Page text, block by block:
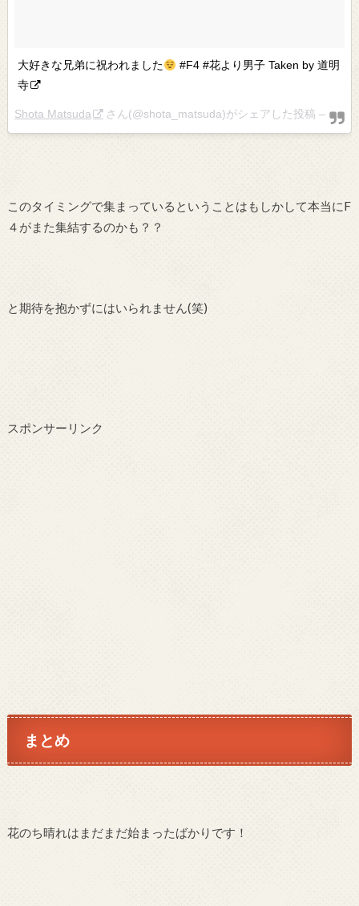
大好きな兄弟に祝われました
#F4 #花より男子 Taken by 道明
寺
Shota Matsuda さん(@shota_matsuda)がシェアした投稿 – 2018
このタイミングで集まっているということはもしかして本当にF
４がまた集結するのかも？？
と期待を抱かずにはいられません(笑)
スポンサーリンク
まとめ
花のち晴れはまだまだ始まったばかりです！